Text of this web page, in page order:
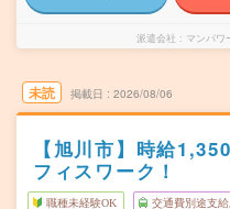
派遣会社 マンパワ
未読 掲載日 2026/08/06
【旭川市】時給
フィスワーク！
職種未経験OK 交通費別途支給